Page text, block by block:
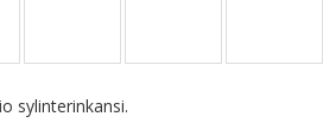
sylinterinkansi.